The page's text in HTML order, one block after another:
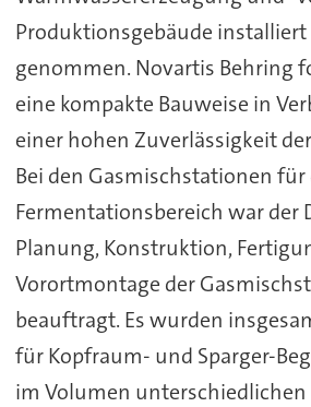
Produktionsgebäude
genommen. Novartis Behring
eine kompakte Bauweise in
einer hohen Zuverlässigkeit
Bei den Gasmischstationen für
Fermentationsbereich war der
Planung, Konstruktion,
Vorortmontage der
beauftragt. Es wurden
für Kopfraum- und Sparger-
im Volumen unterschiedlichen